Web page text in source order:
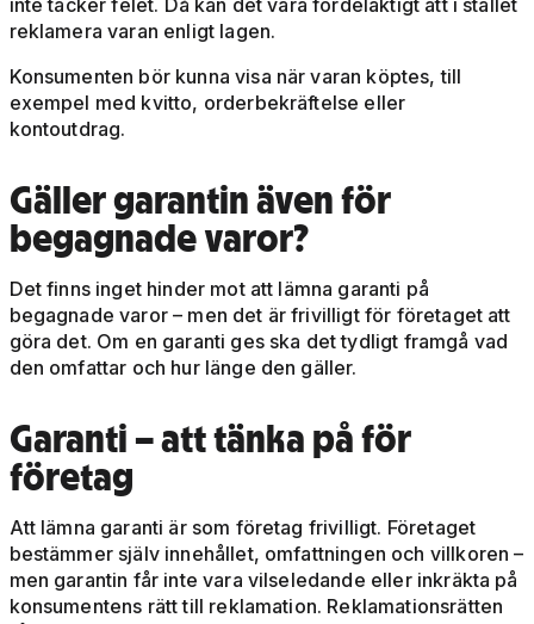
inte täcker felet. Då kan det vara fördelaktigt att i stället
reklamera varan enligt lagen.
Konsumenten bör kunna visa när varan köptes, till
exempel med kvitto, orderbekräftelse eller
kontoutdrag.
Gäller garantin även för
begagnade varor?
Det finns inget hinder mot att lämna garanti på
begagnade varor – men det är frivilligt för företaget att
göra det. Om en garanti ges ska det tydligt framgå vad
den omfattar och hur länge den gäller.
Garanti – att tänka på för
företag
Att lämna garanti är som företag frivilligt. Företaget
bestämmer själv innehållet, omfattningen och villkoren –
men garantin får inte vara vilseledande eller inkräkta på
konsumentens rätt till reklamation. Reklamationsrätten